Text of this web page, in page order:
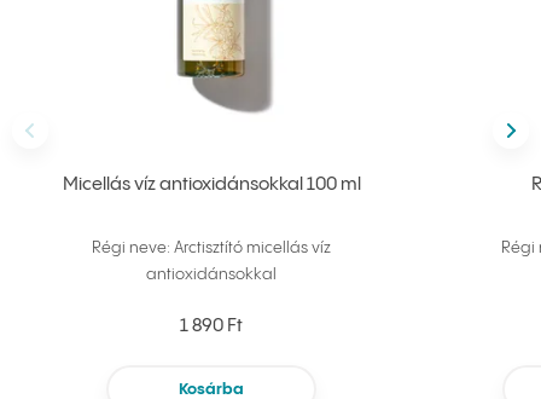
Micellás víz antioxidánsokkal 100 ml
Régi neve: Arctisztító micellás víz
antioxidánsokkal
1 890 Ft
Kosárba
Régi